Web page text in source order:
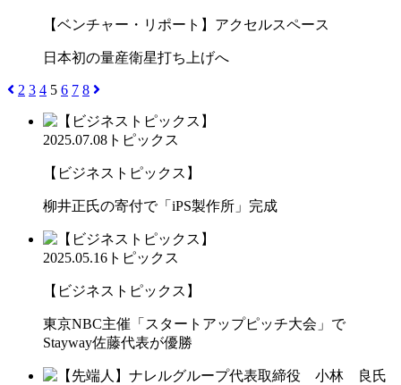
【ベンチャー・リポート】アクセルスペース
日本初の量産衛星打ち上げへ
2 3 4 5 6 7 8
2025.07.08 トピックス
【ビジネストピックス】
柳井正氏の寄付で「iPS製作所」完成
2025.05.16 トピックス
【ビジネストピックス】
東京NBC主催「スタートアップピッチ大会」で
Stayway佐藤代表が優勝